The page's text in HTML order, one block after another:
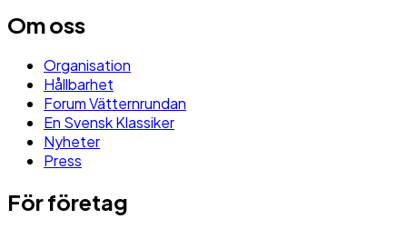
Om oss
Organisation
Hållbarhet
Forum Vätternrundan
En Svensk Klassiker
Nyheter
Press
För företag